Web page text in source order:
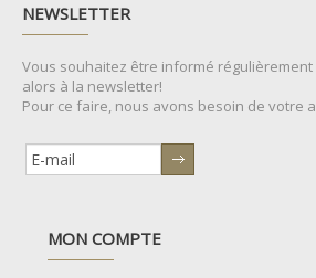
NEWSLETTER
Vous souhaitez être informé
alors à la newsletter!
Pour ce faire, nous avons besoin de votre
MON COMPTE